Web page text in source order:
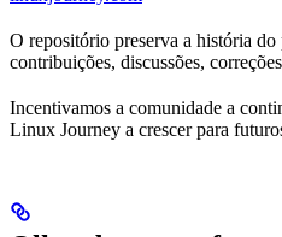
O repositório preserva a história
contribuições, discussões,
Incentivamos a comunidade a
Linux Journey a crescer para